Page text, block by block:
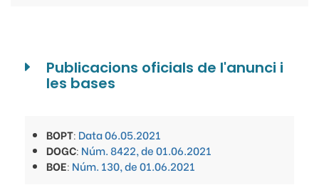
Publicacions oficials de l'anunci i
les bases
BOPT: Data 06.05.2021
DOGC: Núm. 8422, de 01.06.2021
BOE: Núm. 130, de 01.06.2021